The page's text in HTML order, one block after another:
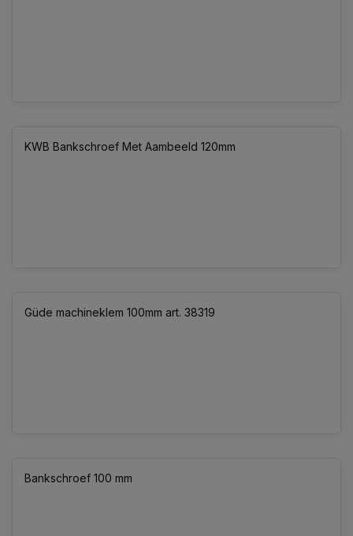
KWB Bankschroef Met Aambeeld 120mm
Güde machineklem 100mm art. 38319
Bankschroef 100 mm